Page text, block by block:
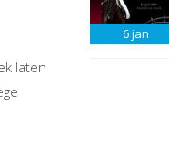
laten
6jan